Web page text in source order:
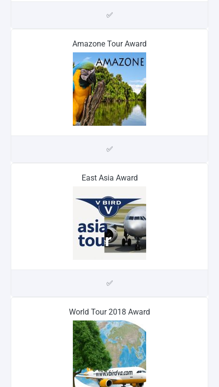
✅
Amazone Tour Award
✅
East Asia Award
✅
World Tour 2018 Award